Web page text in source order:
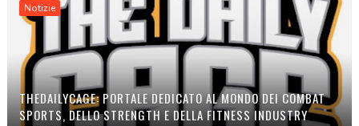
Notizie
THEDAILYCAGE: PORTALE DEDICATO AL MONDO DEI COMBAT
SPORTS, DELLO STRENGTH E DELLA FITNESS INDUSTRY